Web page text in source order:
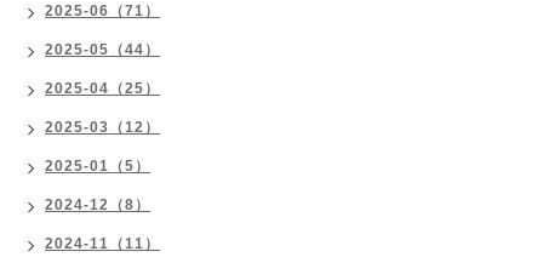
2025-06（71）
2025-05（44）
2025-04（25）
2025-03（12）
2025-01（5）
2024-12（8）
2024-11（11）